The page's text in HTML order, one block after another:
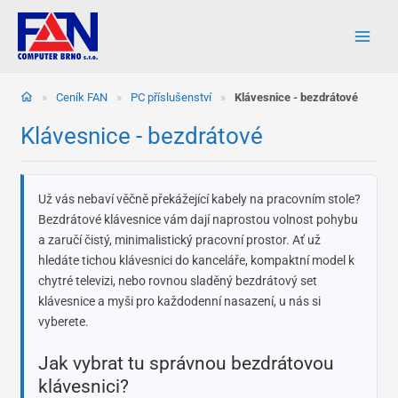
obsah
» Ceník FAN » PC příslušenství » Klávesnice - bezdrátové
Klávesnice - bezdrátové
Už vás nebaví věčně překážející kabely na pracovním stole?
Bezdrátové klávesnice vám dají naprostou volnost pohybu
a zaručí čistý, minimalistický pracovní prostor. Ať už
hledáte tichou klávesnici do kanceláře, kompaktní model k
chytré televizi, nebo rovnou sladěný bezdrátový set
klávesnice a myši pro každodenní nasazení, u nás si
vyberete.
Jak vybrat tu správnou bezdrátovou
klávesnici?